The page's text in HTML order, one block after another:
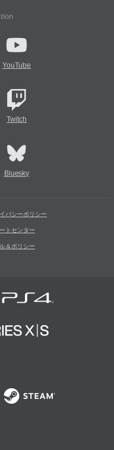
YouTube
Twitch
Bluesky
バシーポリシー
トセンター
＆ポリシー